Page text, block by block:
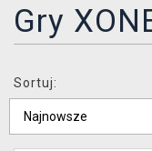
KONTAKT
XZONE KLUB
Gry
Sortuj: